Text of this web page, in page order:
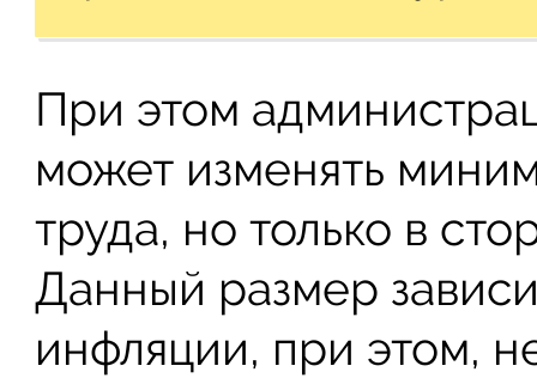
При этом
может изменять
труда, но только в
Данный размер
инфляции, при этом,